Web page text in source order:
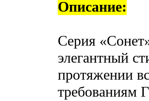
Описание:
Серия
элегантный
протяжении
требованиям